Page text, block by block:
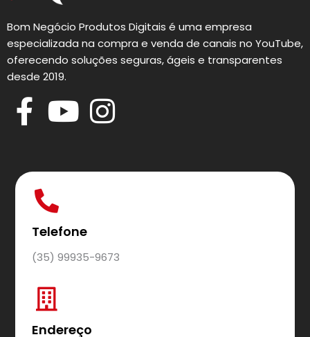
Bom Negócio Produtos Digitais é uma empresa
especializada na compra e venda de canais no YouTube,
oferecendo soluções seguras, ágeis e transparentes
desde 2019.
Telefone
(35) 99935-9673
Endereço